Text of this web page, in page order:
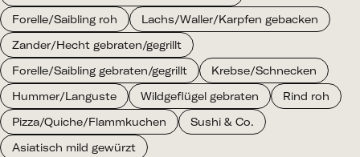
Forelle/Saibling roh
Lachs/Waller/Karpfen gebacken
Zander/Hecht gebraten/gegrillt
Forelle/Saibling gebraten/gegrillt
Krebse/Schnecken
Hummer/Languste
Wildgeflügel gebraten
Rind roh
Pizza/Quiche/Flammkuchen
Sushi & Co.
Asiatisch mild gewürzt